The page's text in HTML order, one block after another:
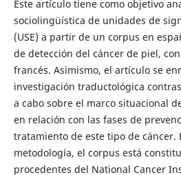
Este artículo tiene como objetivo
sociolingüística de unidades de
(USE) a partir de un corpus en
de detección del cáncer de piel,
francés. Asimismo, el artículo se
investigación traductológica
a cabo sobre el marco situacional
en relación con las fases de
tratamiento de este tipo de cáncer.
metodología, el corpus está
procedentes del National Cancer